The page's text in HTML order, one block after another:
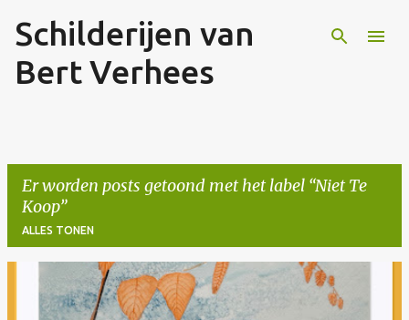
Doorgaan naar hoofdcontent
Schilderijen van
Bert Verhees
Er worden posts getoond met het label Niet Te
Koop
ALLES TONEN